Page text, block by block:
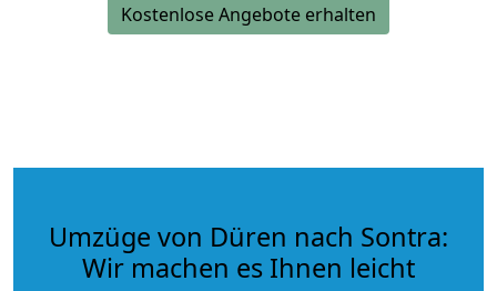
Kostenlose Angebote erhalten
Umzüge von Düren nach Sontra:
Wir machen es Ihnen leicht